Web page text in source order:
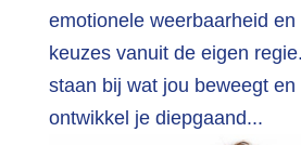
emotionele weerbaarheid
keuzes vanuit de eigen
staan bij wat jou beweegt en
ontwikkel je diepgaand...